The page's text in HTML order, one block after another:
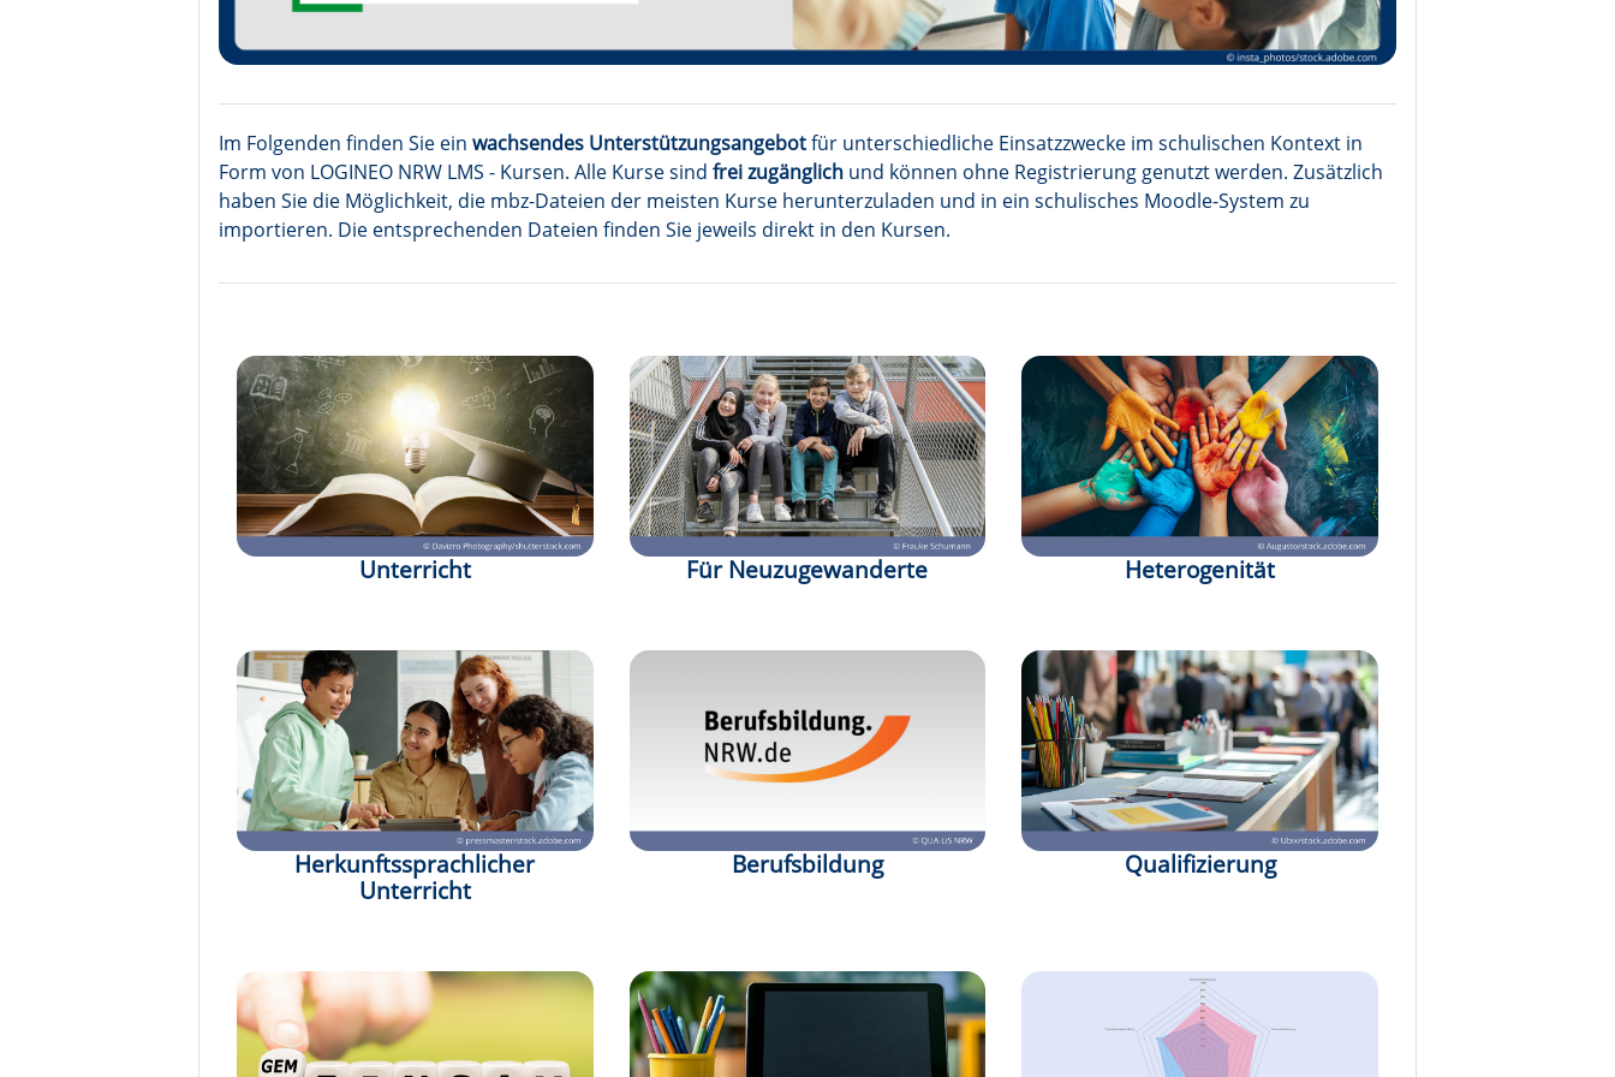
Im Folgenden finden Sie ein wachsendes Unterstützungsangebotfür unterschiedliche Einsatzzwecke im schulischen Kontext in
Form von LOGINEO NRW LMS - Kursen. Alle Kurse sind frei zugänglichund können ohne Registrierung genutzt werden. Zusätzlich
haben Sie die Möglichkeit, die mbz-Dateien der meisten Kurse herunterzuladen und in ein schulisches Moodle-System zu
importieren. Die entsprechenden Dateien finden Sie jeweils direkt in den Kursen.
Unterricht Für Neuzugewanderte Heterogenität
Herkunftssprachlicher
Unterricht
Berufsbildung Qualifizierung